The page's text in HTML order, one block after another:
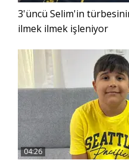
3'üncü Selim'in
ilmek ilmek işleniyor
04:26